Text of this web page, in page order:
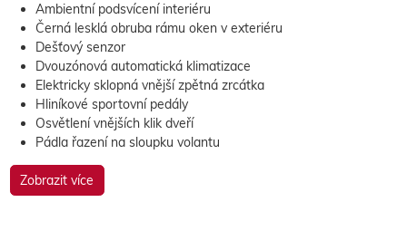
Ambientní podsvícení interiéru
Černá lesklá obruba rámu oken v exteriéru
Dešťový senzor
Dvouzónová automatická klimatizace
Elektricky sklopná vnější zpětná zrcátka
Hliníkové sportovní pedály
Osvětlení vnějších klik dveří
Pádla řazení na sloupku volantu
Zobrazit více